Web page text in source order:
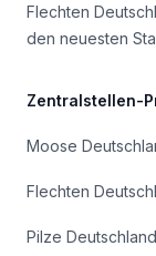
Flechten
den neuesten
Zentralstellen-
Moose
Flechten
Pilze